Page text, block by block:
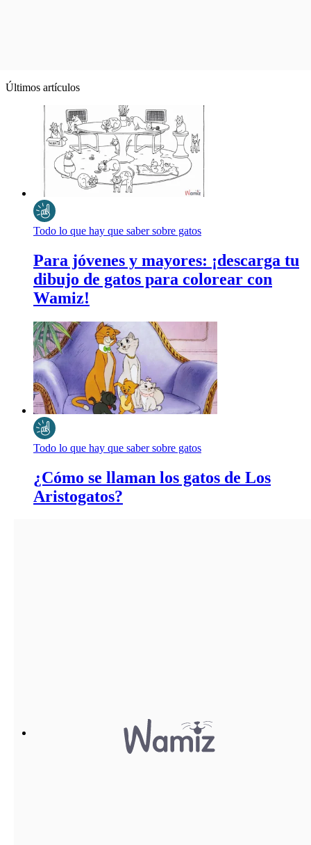
Últimos artículos
Todo lo que hay que saber sobre gatos
Para jóvenes y mayores: ¡descarga tu
dibujo de gatos para colorear con
Wamiz!
Todo lo que hay que saber sobre gatos
¿Cómo se llaman los gatos de Los
Aristogatos?